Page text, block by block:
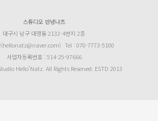
스튜디오 안녕나츠
대구시 남구 대명동 2132-4번지 2층
(hellonatz@naver.com) Tel : 070-7773-5100
사업자등록번호 : 514-25-97666
Hello’Natz. All Rights Reserved. ESTD 2013